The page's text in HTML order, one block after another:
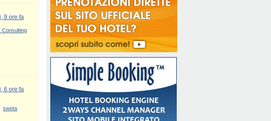
9 ore fa
Consulting
6 ore fa
sweta